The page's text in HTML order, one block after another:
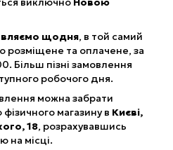
щодня, в той самий
розміщене та оплачене, за
Більш пізні замовлення
робочого дня.
можна забрати
магазину в Києві,
18, розрахувавшись
на місці.